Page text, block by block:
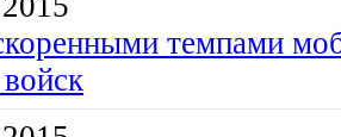
темпами